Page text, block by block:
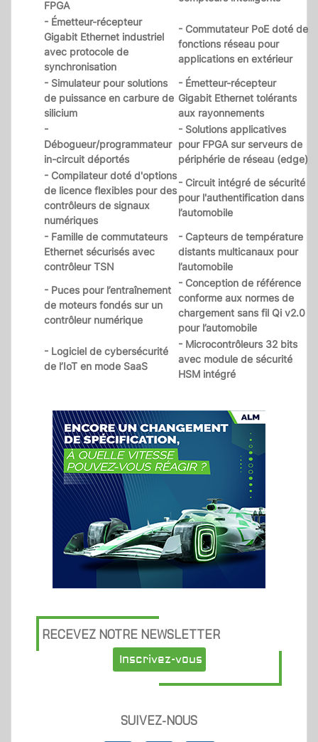
FPGA
- Émetteur-récepteur
Gigabit Ethernet industriel
avec protocole de
synchronisation
- Commutateur PoE doté de
fonctions réseau pour
applications en extérieur
- Simulateur pour solutions
de puissance en carbure de
silicium
- Émetteur-récepteur
Gigabit Ethernet tolérants
aux rayonnements
-
Débogueur/programmateur
in-circuit déportés
- Solutions applicatives
pour FPGA sur serveurs de
périphérie de réseau (edge)
- Compilateur doté d'options
de licence flexibles pour des
contrôleurs de signaux
numériques
- Circuit intégré de sécurité
pour l'authentification dans
l’automobile
- Famille de commutateurs
Ethernet sécurisés avec
contrôleur TSN
- Capteurs de température
distants multicanaux pour
l’automobile
- Puces pour l’entraînement
de moteurs fondés sur un
contrôleur numérique
- Conception de référence
conforme aux normes de
chargement sans fil Qi v2.0
pour l’automobile
- Logiciel de cybersécurité
de l’IoT en mode SaaS
- Microcontrôleurs 32 bits
avec module de sécurité
HSM intégré
RECEVEZ NOTRE NEWSLETTER
Inscrivez-vous
SUIVEZ-NOUS